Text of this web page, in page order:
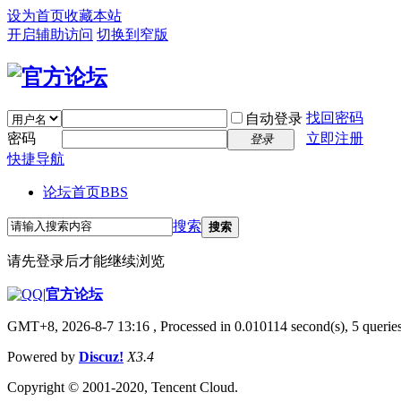
设为首页收藏本站
开启辅助访问 切换到窄版
自动登录 找回密码
密码
登录
立即注册
快捷导航
论坛首页BBS
搜索 搜索
请先登录后才能继续浏览
|官方论坛
GMT+8, 2026-8-7 13:16 , Processed in 0.010114 second(s), 5
Powered by Discuz! X3.4
Copyright © 2001-2020, Tencent Cloud.